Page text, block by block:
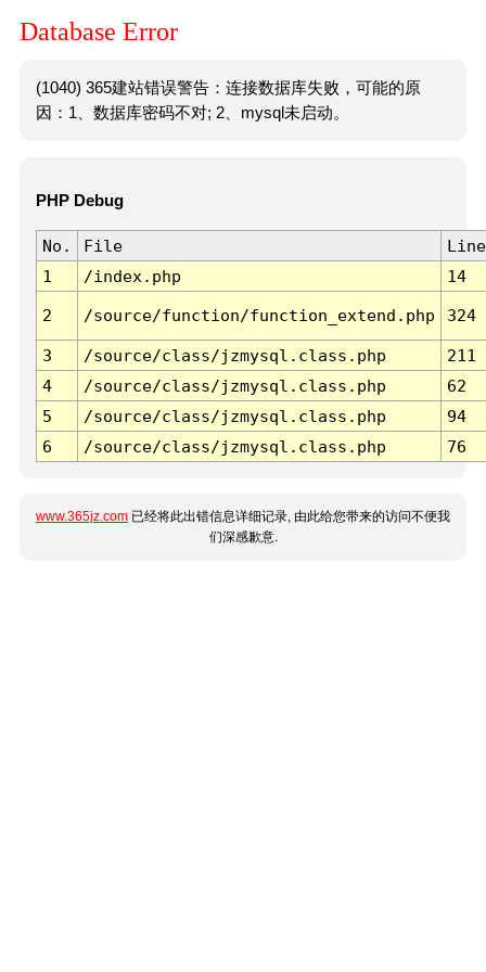
Database Error
(1040) 365建站错误警告：连接数据库失败，可能的原
因：1、数据库密码不对; 2、mysql未启动。
PHP Debug
No. File
Line
1
/index.php 14
2 /source/function/function_extend.php 324
3 /source/class/jzmysql.class.php
211
4
/source/class/jzmysql.class.php
62
5
/source/class/jzmysql.class.php
94
6
/source/class/jzmysql.class.php 76
www.365jz.com 已经将此出错信息详细记录, 由此给您带来的访问不便我
们深感歉意.